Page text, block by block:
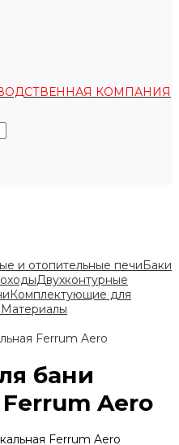
КОМПАНИЯ
и отопительные печиБаки
Двухконтурные
Комплектующие для
Материалы
Ferrum Aero
бани
Aero